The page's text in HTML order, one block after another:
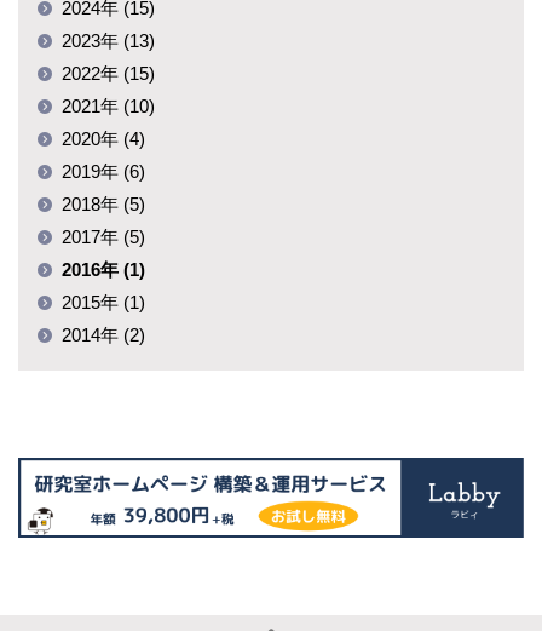
2024年 (15)
2023年 (13)
2022年 (15)
2021年 (10)
2020年 (4)
2019年 (6)
2018年 (5)
2017年 (5)
2016年 (1)
2015年 (1)
2014年 (2)